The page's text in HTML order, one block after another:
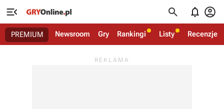
   
PREMIUM Newsroom Gry Rankingi Listy Recenzje